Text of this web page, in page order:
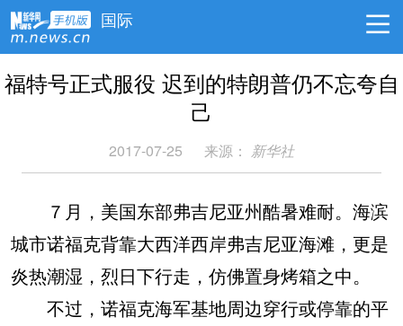
国际
福特号正式服役 迟到的特朗普仍不忘夸自
己
2017-07-25 来源： 新华社
７月，美国东部弗吉尼亚州酷暑难耐。海滨
城市诺福克背靠大西洋西岸弗吉尼亚海滩，更是
炎热潮湿，烈日下行走，仿佛置身烤箱之中。
不过，诺福克海军基地周边穿行或停靠的平